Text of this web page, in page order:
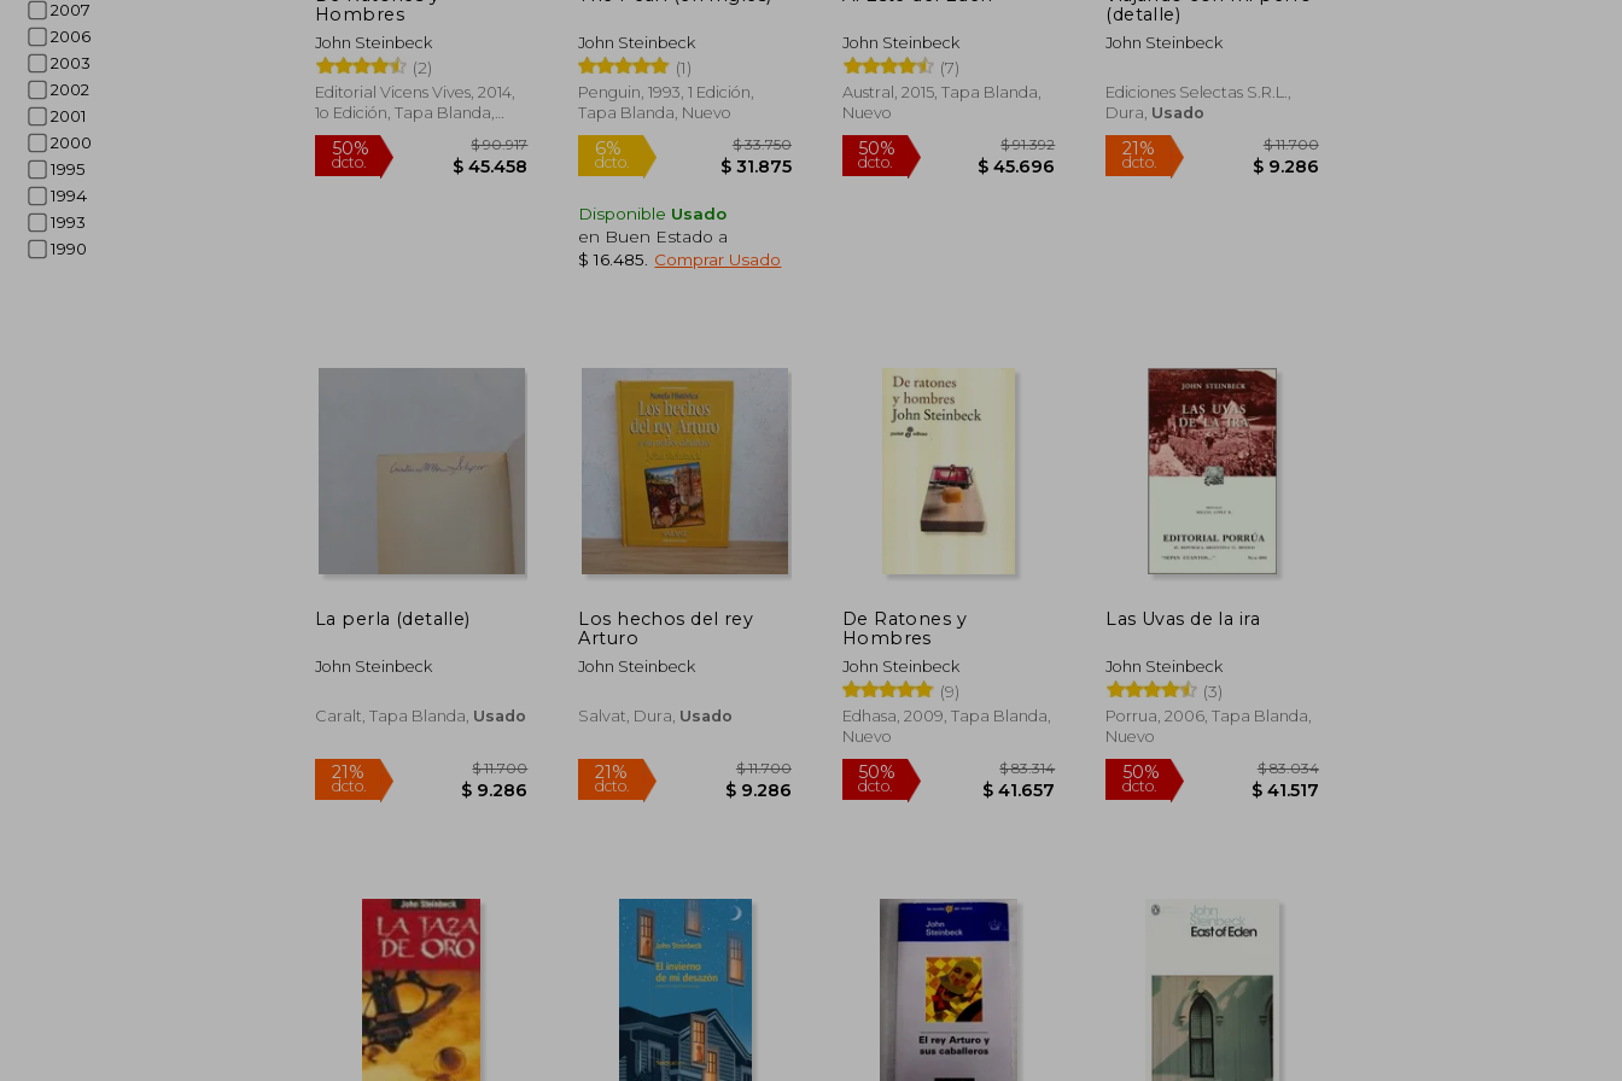
2007
2006
2003
2002
2001
2000
1995
1994
1993
1990
Hombres
John Steinbeck
(2)
Editorial Vicens Vives, 2014,
1o Edición, Tapa Blanda,
Nuevo
$ 45.458
John Steinbeck
(1)
Penguin, 1993, 1 Edición,
Tapa Blanda, Nuevo
6%
dcto.
Disponible Usado
en Buen Estado a
$ 16.485
Comprar Usado
John Steinbeck
(7)
Austral, 2015, Tapa Blanda,
Nuevo
50%
dcto. $ 45.696
(detalle)
John Steinbeck
Ediciones Selectas S.R.L.,
Dura, Usado
dcto.
La perla (detalle)
John Steinbeck
Caralt, Tapa Blanda, Usado
Los hechos del rey
Arturo
John Steinbeck
Salvat, Dura, Usado
De Ratones y
Hombres
John Steinbeck
(9)
Edhasa, 2009, Tapa Blanda,
Nuevo
Las Uvas de la ira
John Steinbeck
(3)
Porrua, 2006, Tapa Blanda,
Nuevo